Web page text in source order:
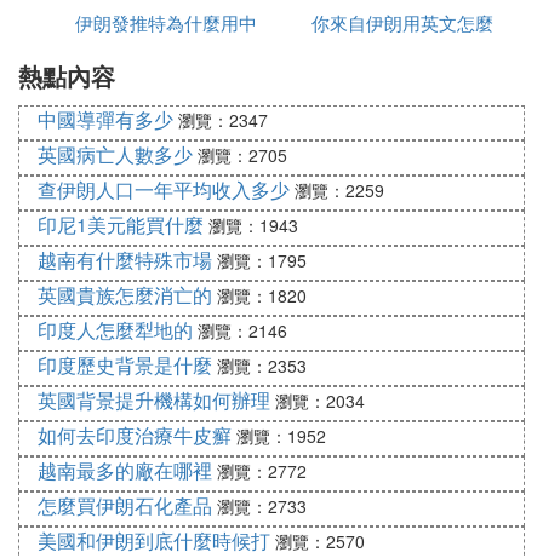
制約全面戰爭的關鍵因素包括伊朗國內反戰情緒升
隊或已轉移；美國方面，特朗普目標是「速戰速
決」，避免地面入侵，且美軍重心在亞太，不願被中
東戰事拖累。總體而言，短期停火與「不戰不和」是
大概率結局，受美伊國內制約及軍力差距影響，全面
戰爭難以爆發。
毒有多少
為什麼都高
伊朗發推特為什麼用中
你來自伊朗用英文怎麼
熱點內容
中國導彈有多少 瀏覽：2347
英國病亡人數多少 瀏覽：2705
查伊朗人口一年平均收入多少 瀏覽：2259
印尼1美元能買什麼 瀏覽：1943
越南有什麼特殊市場 瀏覽：1795
英國貴族怎麼消亡的 瀏覽：1820
印度人怎麼犁地的 瀏覽：2146
印度歷史背景是什麼 瀏覽：2353
英國背景提升機構如何辦理 瀏覽：2034
如何去印度治療牛皮癬 瀏覽：1952
越南最多的廠在哪裡 瀏覽：2772
怎麼買伊朗石化產品 瀏覽：2733
美國和伊朗到底什麼時候打 瀏覽：2570